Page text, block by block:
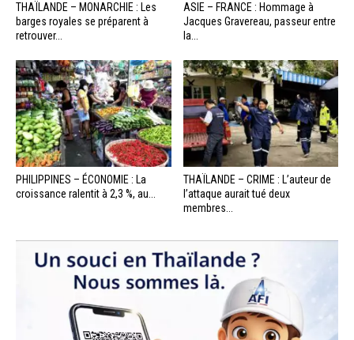
THAÏLANDE – MONARCHIE : Les
barges royales se préparent à
retrouver...
ASIE – FRANCE : Hommage à
Jacques Gravereau, passeur entre
la...
PHILIPPINES – ÉCONOMIE : La
croissance ralentit à 2,3 %, au...
THAÏLANDE – CRIME : L’auteur de
l’attaque aurait tué deux
membres...